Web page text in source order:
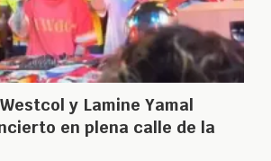
y Lamine Yamal
en plena calle de la